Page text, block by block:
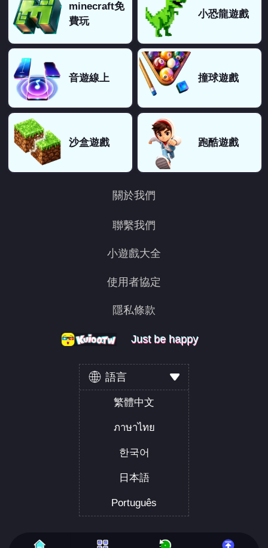
minecraft免
費玩
小恐龍遊戲
音遊線上 撞球遊戲
沙盒遊戲 跑酷遊戲
關於我們
聯繫我們
小遊戲大全
使用者協定
隱私條款
Just be happy
Just be happy
Just be happy
語言
繁體中文
ภาษาไทย
한국어
日本語
Português